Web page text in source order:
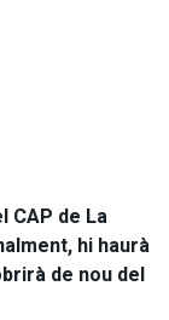
CAP de La
hi haurà
de nou del